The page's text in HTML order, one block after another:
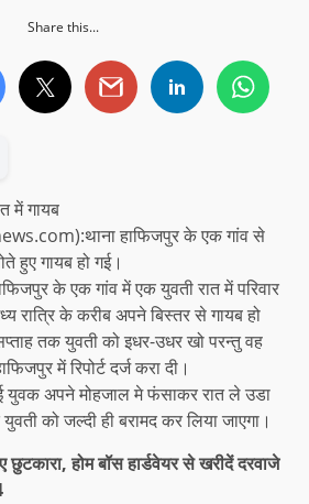
Share this...
में गायब
हाफिजपुर के एक गांव से
हुए गायब हो गई।
के एक गांव में एक युवती रात में परिवार
रात्रि के करीब अपने बिस्तर से गायब हो
तक युवती को इधर-उधर खो परन्तु वह
में रिपोर्ट दर्ज करा दी।
युवक अपने मोहजाल मे फंसाकर रात ले उडा
को जल्दी ही बरामद कर लिया जाएगा।
होम बॉस हार्डवेयर से खरीदें दरवाजे